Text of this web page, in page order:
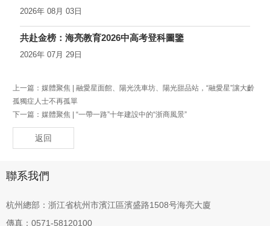
2026年 08月 03日
共赴金榜：海亮教育2026中高考登科圖鑒
2026年 07月 29日
上一篇：媒體聚焦 | 融愛星面館、陽光洗車坊、陽光甜品站，“融愛星”讓大齡
孤獨症人士不再孤單
下一篇：媒體聚焦 | “一帶一路”十年建設中的“浙商風景”
返回
聯系我們
杭州總部：浙江省杭州市濱江區濱盛路1508号海亮大廈
傳真：0571-58120100